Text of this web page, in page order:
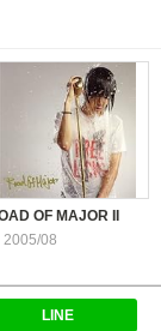
OF MAJOR II
2005/08
LINE